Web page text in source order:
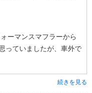
ーマンスマフラーから
っていましたが、車外で
続きを見る